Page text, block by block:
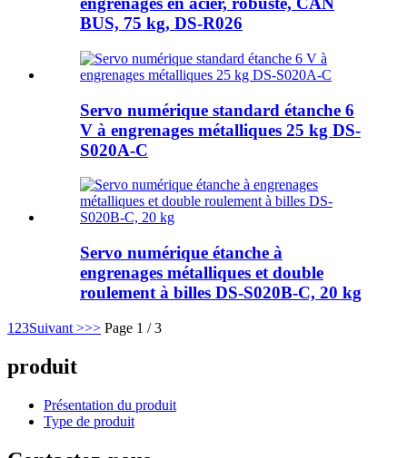
BUS, 75 kg, DS-R026
Servo numérique standard étanche 6
V à engrenages métalliques 25 kg DS-
S020A-C
Servo numérique étanche à
engrenages métalliques et double
roulement à billes DS-S020B-C, 20 kg
1 23Suivant >>> Page 1 / 3
produit
Présentation du produit
Type de produit